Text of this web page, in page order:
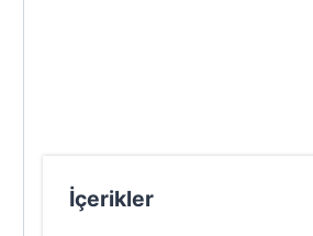
İçerikler